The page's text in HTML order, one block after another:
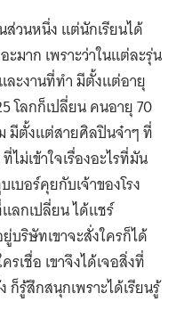
ส่วนหนึ่ง แต่นักเรียนได้
ะมาก เพราะว่าในแต่ละรุ่น
ะงานที่ทำ มีตั้งแต่อายุ
โลกก็เปลี่ยน คนอายุ 70
มีตั้งแต่สายศิลปินจ๋าๆ ที่
ไม่เข้าใจเรื่องอะไรที่มัน
บอร์คุยกับเจ้าของโรง
ลกเปลี่ยน ได้แชร์
ริษัทเขาจะสั่งใครก็ได้
เชื่อ เขาจึงได้เจอสิ่งที่
ก็รู้สึกสนุกเพราะได้เรียนรู้